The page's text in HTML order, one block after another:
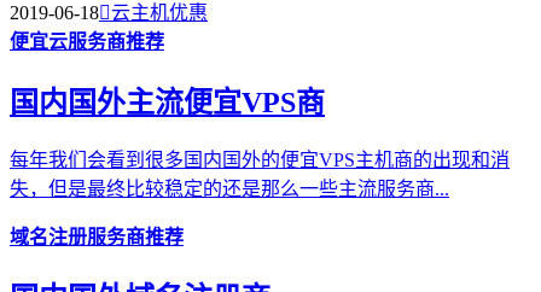
2019-06-18云主机优惠
便宜云服务商推荐
国内国外主流便宜VPS商
每年我们会看到很多国内国外的便宜VPS主机商的出现和消
失，但是最终比较稳定的还是那么一些主流服务商...
域名注册服务商推荐